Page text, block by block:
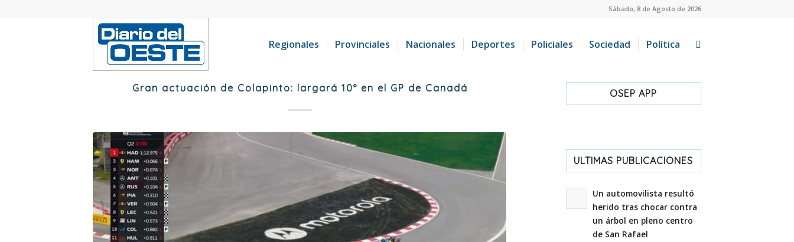
Sábado, 8 de Agosto de 2026
Regionales Provinciales Nacionales Deportes Policiales Sociedad Política
Gran actuación de Colapinto: largará 10° en el GP de Canadá OSEP APP
ULTIMAS PUBLICACIONES
Un automovilista resultó
herido tras chocar contra
un árbol en pleno centro
de San Rafael